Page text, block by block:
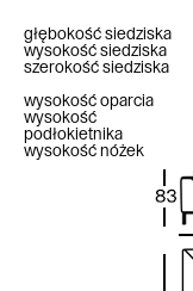
głębokość siedziska
wysokość siedziska
szerokość siedziska
wysokość oparcia
wysokość
podłokietnika
wysokość nóżek